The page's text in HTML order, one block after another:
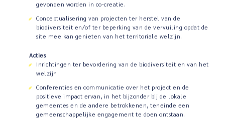
gevonden worden in co-creatie.
Conceptualisering van projecten ter herstel van de
biodiversiteit en/of ter beperking van de vervuiling opdat de
site mee kan genieten van het territoriale welzijn.
Acties
Inrichtingen ter bevordering van de biodiversiteit en van het
welzijn.
Conferenties en communicatie over het project en de
positieve impact ervan, in het bijzonder bij de lokale
gemeentes en de andere betrokkenen, teneinde een
gemeenschappelijke engagement te doen ontstaan.